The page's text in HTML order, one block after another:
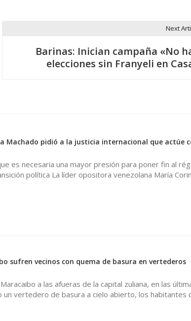
Next
Barinas: Inician campaña «No
elecciones sin Franyeli en
Machado pidió a la justicia internacional que actúe
es necesaria una mayor presión para poner fin al
política La líder opositora venezolana María
sufren vecinos con quema de basura en vertederos
a las afueras de la capital zuliana, en las
un vertedero de basura a cielo abierto, los habitantes